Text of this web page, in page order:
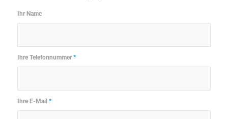
Ihr Name
Ihre Telefonnummer *
Ihre E-Mail *